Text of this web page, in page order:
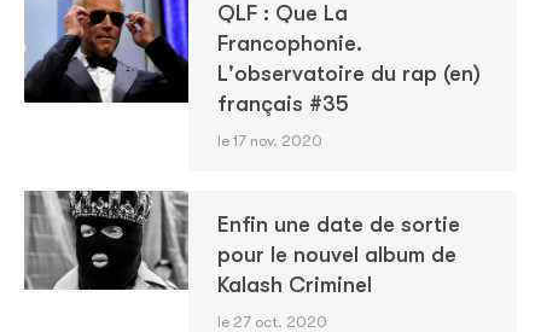
QLF : Que La
Francophonie.
L'observatoire du rap (en)
français #35
le 17 nov. 2020
Enfin une date de sortie
pour le nouvel album de
Kalash Criminel
le 27 oct. 2020